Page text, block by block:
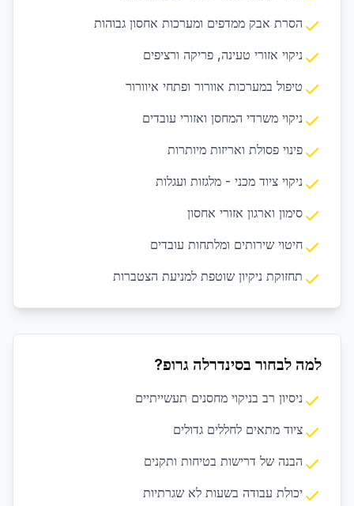
הסרת אבק ממדפים ומערכות אחסון גבוהות
ניקוי אזורי טעינה, פריקה ורציפים
טיפול במערכות אוורור ופתחי איוורור
ניקוי משרדי המחסן ואזורי עובדים
פינוי פסולת ואריזות מיותרות
ניקוי ציוד מכני - מלגזות ועגלות
סימון וארגון אזורי אחסון
חיטוי שירותים ומלתחות עובדים
תחזוקת ניקיון שוטפת למניעת הצטברות
למה לבחור בסינדרלה גרופ?
ניסיון רב בניקוי מחסנים תעשייתיים
ציוד מתאים לחללים גדולים
הבנה של דרישות בטיחות ותקנים
יכולת עבודה בשעות לא שגרתיות